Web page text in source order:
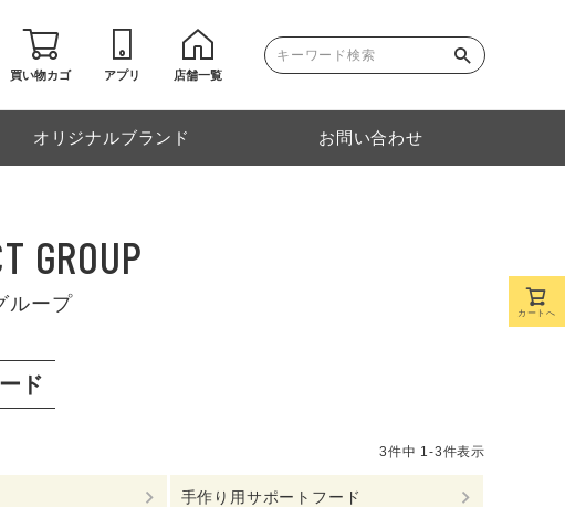
買い物カゴ アプリ 店舗一覧
オリジナルブランド お問い合わせ
GROUP
ループ
ド
3件中 1-3件表示
手作り用サポートフード
カートへ